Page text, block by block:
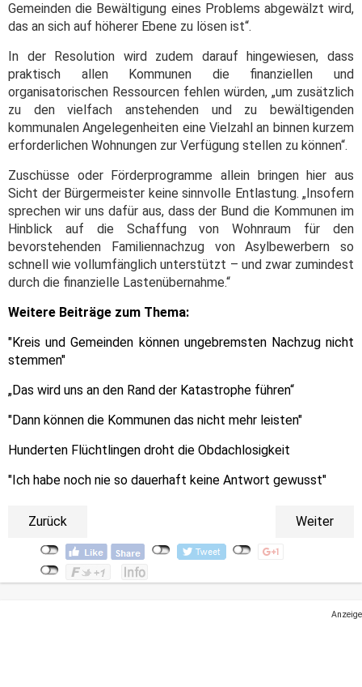
Gemeinden die Bewältigung eines Problems abgewälzt wird,
das an sich auf höherer Ebene zu lösen ist“.
In der Resolution wird zudem darauf hingewiesen, dass
praktisch allen Kommunen die finanziellen und
organisatorischen Ressourcen fehlen würden, „um zusätzlich
zu den vielfach anstehenden und zu bewältigenden
kommunalen Angelegenheiten eine Vielzahl an binnen kurzem
erforderlichen Wohnungen zur Verfügung stellen zu können“.
Zuschüsse oder Förderprogramme allein bringen hier aus
Sicht der Bürgermeister keine sinnvolle Entlastung. „Insofern
sprechen wir uns dafür aus, dass der Bund die Kommunen im
Hinblick auf die Schaffung von Wohnraum für den
bevorstehenden Familiennachzug von Asylbewerbern so
schnell wie vollumfänglich unterstützt – und zwar zumindest
durch die finanzielle Lastenübernahme.“
Weitere Beiträge zum Thema:
"Kreis und Gemeinden können ungebremsten Nachzug nicht
stemmen"
„Das wird uns an den Rand der Katastrophe führen“
"Dann können die Kommunen das nicht mehr leisten"
Hunderten Flüchtlingen droht die Obdachlosigkeit
"Ich habe noch nie so dauerhaft keine Antwort gewusst"
Zurück Weiter
Anzeige